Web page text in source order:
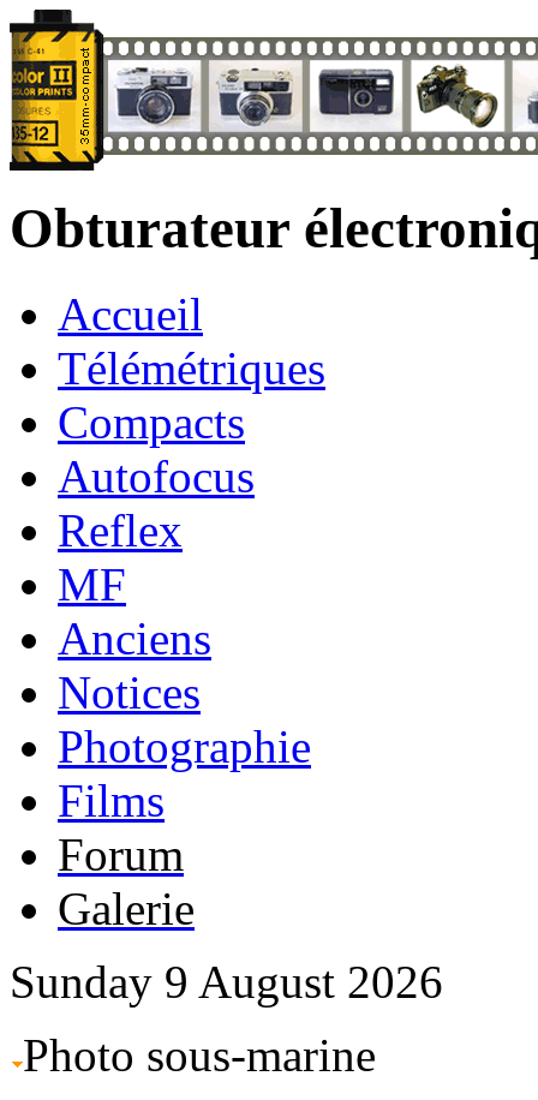
Obturateur
Accueil
Télémétriques
Compacts
Autofocus
Reflex
MF
Anciens
Notices
Photographie
Films
Forum
Galerie
Sunday 9 August 2026
Photo sous-marine